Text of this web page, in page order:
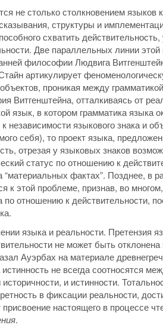
не столько столкновением языков
структуры и
схватить
Две параллельных линии
философии Людвига
артикулирует
проникая между
Витгенштейна, отталкиваясь от
язык, в котором грамматика языка
независимости языкового знака и
себя), то проект языка,
отрезая у языковых знаков
статус по отношению к
“материальных фактах”. Позднее, в
к этой проблеме, признав, во
отношению к действительности,
языка и реальности. Претензия
не может быть
Ауэрбах на материале
не всегда соотносятся
и истинности.
в фиксации реальности,
присвоение настоящего в процессе
.